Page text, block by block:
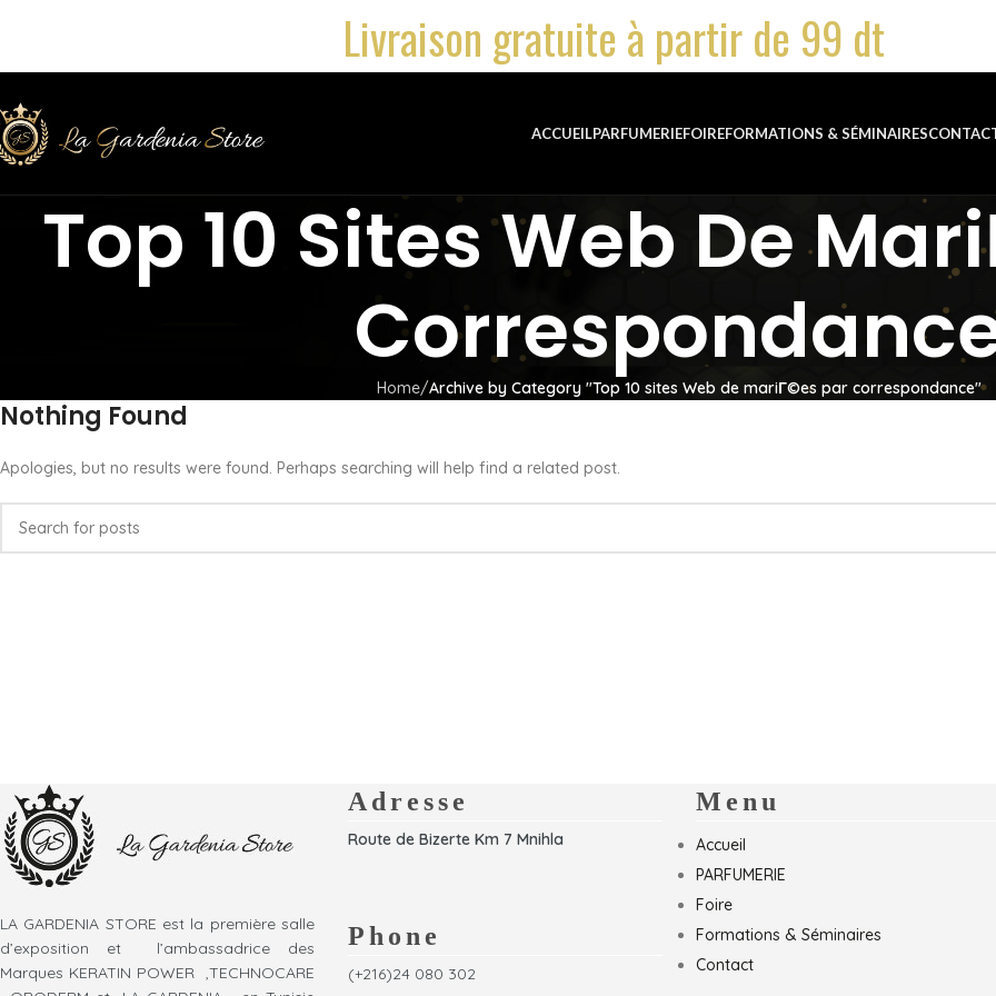
Livraison gratuite à partir de 99 dt
ACCUEILPARFUMERIEFOIREFORMATIONS & SÉMINAIRES
Top 10 Sites Web De
Home Archive by Category "Top 10 sites Web de mariГ©es par correspondance"
Nothing Found
Apologies, but no results were found. Perhaps searching will help find a related post.
LA GARDENIA STORE est la première salle
d’exposition et l’ambassadrice des
Marques KERATIN POWER ,TECHNOCARE
Adresse
Route de Bizerte Km 7 Mnihla
Phone
(+216)24 080 302
Menu
Accueil
PARFUMERIE
Foire
Formations & Séminaires
Contact